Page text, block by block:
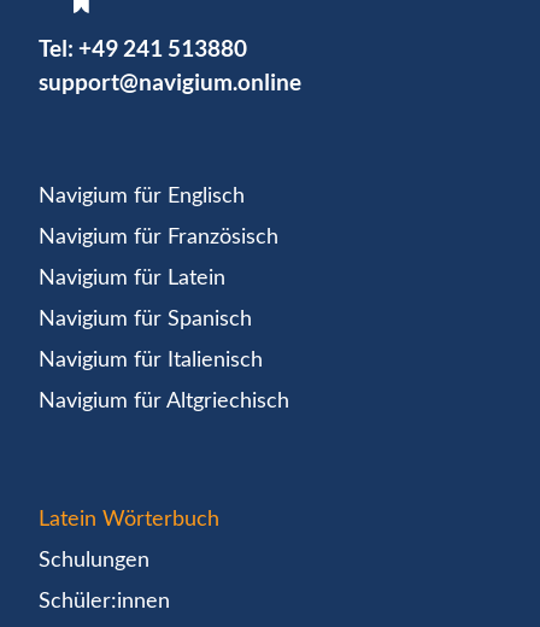
Tel: +49 241 513880
support@navigium.online
Navigium für Englisch
Navigium für Französisch
Navigium für Latein
Navigium für Spanisch
Navigium für Italienisch
Navigium für Altgriechisch
Latein Wörterbuch
Schulungen
Schüler:innen